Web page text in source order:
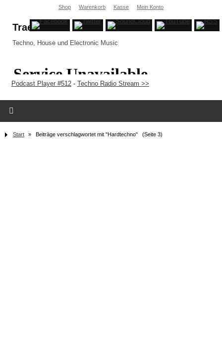
Shop Warenkorb Kasse Mein Konto
Traex
Techno, House und Electronic Music
Podcast Player #512- Techno Radio Stream >>
Start » Beiträge verschlagwortet mit "Hardtechno" (Seite 3)